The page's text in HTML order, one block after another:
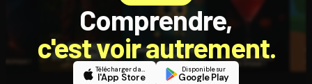
Comprendre,
c'est voir autrement.
Télécharger dans
l'App Store
Disponible sur
Google Play